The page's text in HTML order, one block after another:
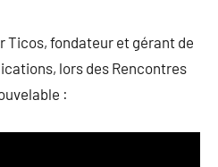
Ticos, fondateur et gérant de
lors des Rencontres
: